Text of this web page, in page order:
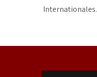
Internationales.